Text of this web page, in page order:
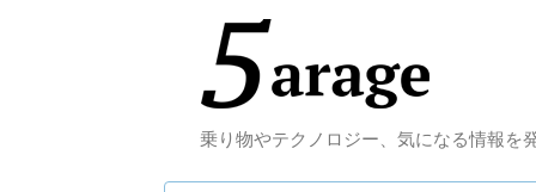
乗り物やテクノロジー、気になる情報を